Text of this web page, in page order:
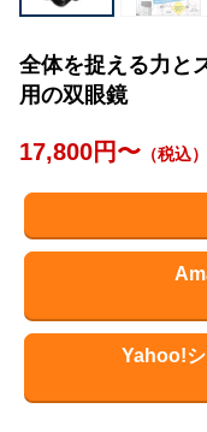
全体を捉える力と
用の双眼鏡
17,800円〜 （税込）
Yahoo!